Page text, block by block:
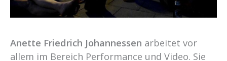
Anette Friedrich Johannessen arbeitet vor
allem im Bereich Performance und Video. Sie